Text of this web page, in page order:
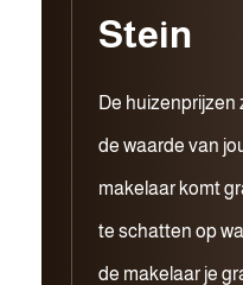
Stein
De huizenprijzen
de waarde van
makelaar komt
te schatten op
de makelaar je